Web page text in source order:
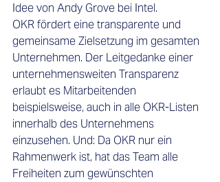
Idee von Andy Grove bei Intel.
OKR fördert eine transparente und
gemeinsame Zielsetzung im gesamten
Unternehmen. Der Leitgedanke einer
unternehmensweiten Transparenz
erlaubt es Mitarbeitenden
beispielsweise, auch in alle OKR-Listen
innerhalb des Unternehmens
einzusehen. Und: Da OKR nur ein
Rahmenwerk ist, hat das Team alle
Freiheiten zum gewünschten